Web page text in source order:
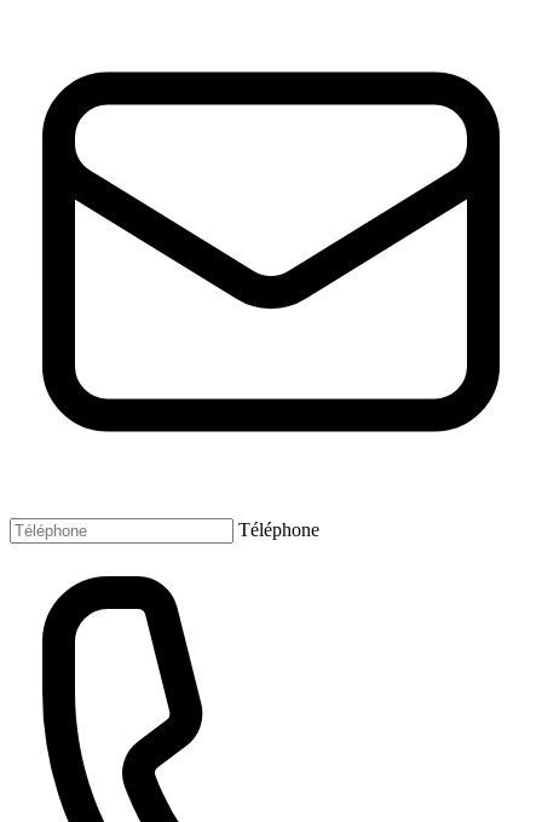
Téléphone